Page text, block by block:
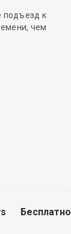
подъезд к
чем
Бесплатно